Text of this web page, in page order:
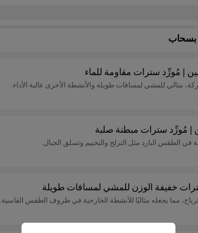
بسحاب
| مُورِّد سترات مقاومة للماء
مثالي للمشي لمسافات طويلة والأنشطة الأخرى عالية الأداء.
| مُورِّد سترات مبطنة صلبة
الطقس البارد مثل التزلج والتخييم وتسلق الجبال.
خفيفة الوزن للمشي لمسافات طويلة
مما يجعله مثاليًا للأنشطة الخارجية في ظروف الطقس القاسية.